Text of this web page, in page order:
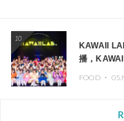
10
KAWAII
播，
FOOD ・